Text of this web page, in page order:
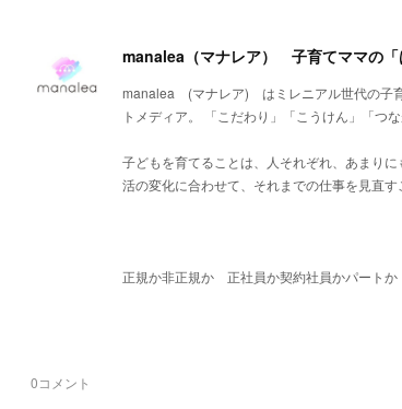
manalea（マナレア） 子育てママの「
manalea (マナレア) はミレニアル世代の子
トメディア。 「こだわり」「こうけん」「つ
子どもを育てることは、人それぞれ、あまり
活の変化に合わせて、それまでの仕事を見直
正規か非正規か 正社員か契約社員かパート
0コメント